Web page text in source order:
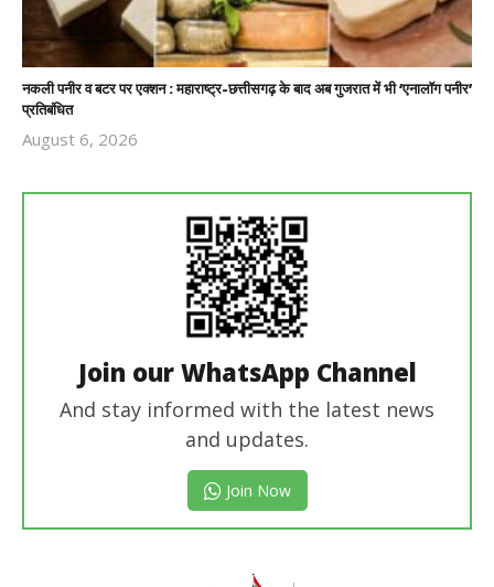
नकली पनीर व बटर पर एक्शन : महाराष्ट्र-छत्तीसगढ़ के बाद अब गुजरात में भी ‘एनालॉग पनीर’
प्रतिबंधित
August 6, 2026
Join our WhatsApp Channel
And stay informed with the latest news
and updates.
Join Now